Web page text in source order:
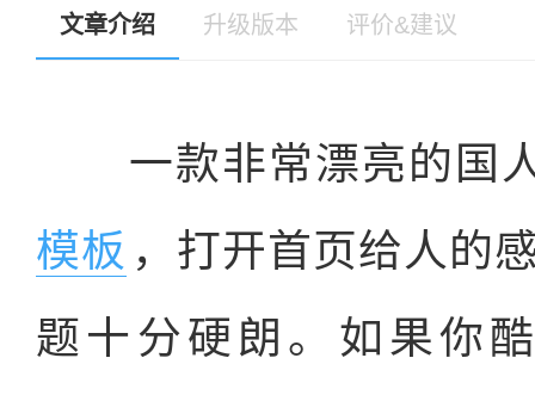
文章介绍 升级版本 评价&建议
一款非常漂亮的国
模板 ，打开首页给人的
题十分硬朗。如果你